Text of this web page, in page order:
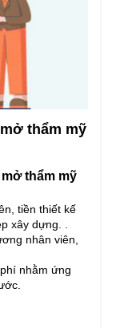
thẩm mỹ
thẩm mỹ
tiền thiết kế
xây dựng. .
nhân viên,
nhằm ứng